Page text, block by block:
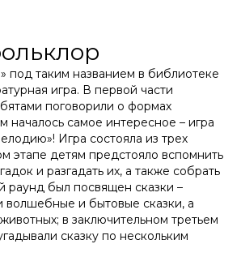
под таким названием в библиотеке
игра. В первой части
поговорили о формах
началось самое интересное – игра
Игра состояла из трех
этапе детям предстояло вспомнить
и разгадать их, а также собрать
раунд был посвящен сказки –
волшебные и бытовые сказки, а
в заключительном третьем
сказку по нескольким